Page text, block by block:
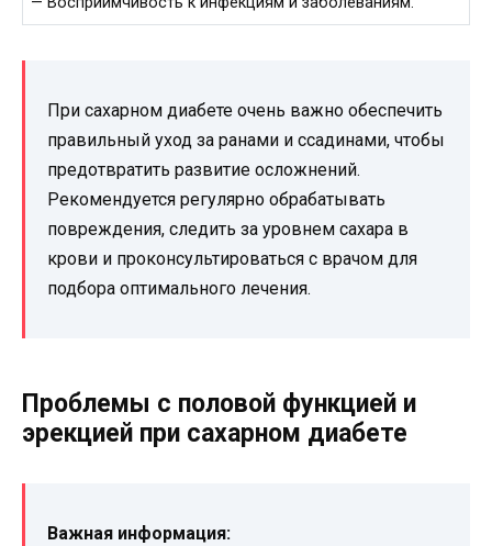
При сахарном диабете очень важно обеспечить
правильный уход за ранами и ссадинами, чтобы
предотвратить развитие осложнений.
Рекомендуется регулярно обрабатывать
повреждения, следить за уровнем сахара в
крови и проконсультироваться с врачом для
подбора оптимального лечения.
Проблемы с половой функцией и
эрекцией при сахарном диабете
Важная информация: